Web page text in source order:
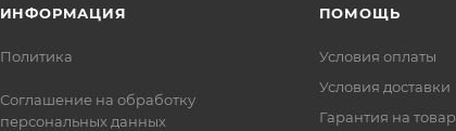
ИНФОРМАЦИЯ
Политика
Соглашение на обработку
персональных данных
ПОМОЩЬ
Условия оплаты
Условия доставки
Гарантия на товар